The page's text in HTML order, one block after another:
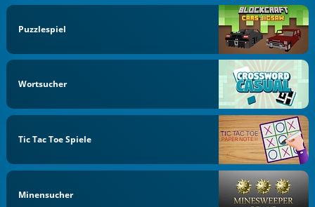
Puzzlespiel
Wortsucher
Tic Tac Toe Spiele
Minensucher